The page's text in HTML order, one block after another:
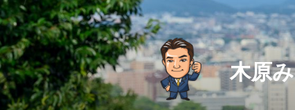
コ
ン
テ
ン
ツ
へ
木原